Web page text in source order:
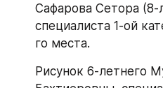
Сафарова Сетора (8-
специалиста 1-ой
го места.
Рисунок 6-летнего